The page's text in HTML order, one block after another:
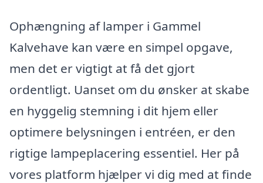
Ophængning af lamper i Gammel
Kalvehave kan være en simpel opgave,
men det er vigtigt at få det gjort
ordentligt. Uanset om du ønsker at skabe
en hyggelig stemning i dit hjem eller
optimere belysningen i entréen, er den
rigtige lampeplacering essentiel. Her på
vores platform hjælper vi dig med at finde